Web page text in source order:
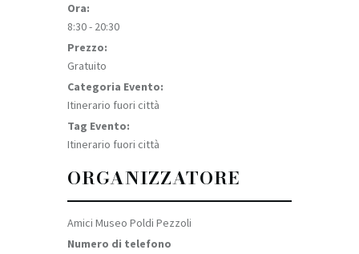
Ora:
8:30 - 20:30
Prezzo:
Gratuito
Categoria Evento:
Itinerario fuori città
Tag Evento:
Itinerario fuori città
ORGANIZZATORE
Amici Museo Poldi Pezzoli
Numero di telefono